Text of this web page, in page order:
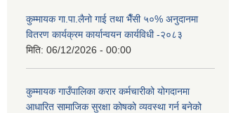
कुम्मायक गा.पा.लैनो गाई तथा भैँसी ५०% अनुदानमा
वितरण कार्यक्रम कार्यान्वयन कार्यविधी -२०८३
मिति: 06/12/2026 - 00:00
कुम्मायक गाउँपालिका करार कर्मचारीको योगदानमा
आधारित सामाजिक सुरक्षा कोषको व्यवस्था गर्न बनेको